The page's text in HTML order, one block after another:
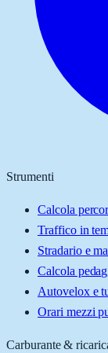
Strumenti
Calcola
Traffico in
Stradario e
Calcola
Autovelox e
Orari mezzi
Carburante &